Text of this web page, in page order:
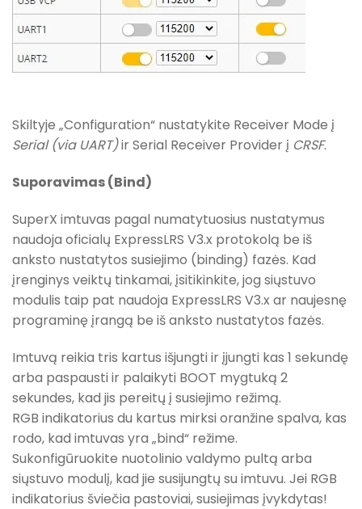
Skiltyje „Configuration“ nustatykite Receiver Mode į
Serial (via UART)ir Serial Receiver Provider į CRSF.
Suporavimas (Bind)
SuperX imtuvas pagal numatytuosius nustatymus
naudoja oficialų ExpressLRS V3.x protokolą be iš
anksto nustatytos susiejimo (binding) fazės. Kad
įrenginys veiktų tinkamai, įsitikinkite, jog siųstuvo
modulis taip pat naudoja ExpressLRS V3.x ar naujesnę
programinę įrangą be iš anksto nustatytos fazės.
Imtuvą reikia tris kartus išjungti ir įjungti kas 1 sekundę
arba paspausti ir palaikyti BOOT mygtuką 2
sekundes, kad jis pereitų į susiejimo režimą.
RGB indikatorius du kartus mirksi oranžine spalva, kas
rodo, kad imtuvas yra „bind“ režime.
Sukonfigūruokite nuotolinio valdymo pultą arba
siųstuvo modulį, kad jie susijungtų su imtuvu. Jei RGB
indikatorius šviečia pastoviai, susiejimas įvykdytas!